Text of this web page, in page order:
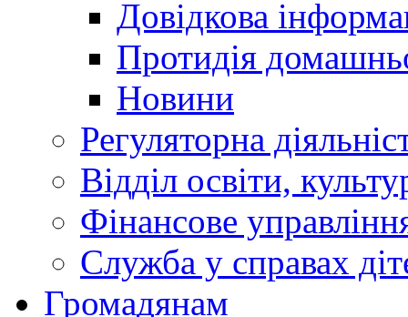
Довідкова
Протидія
Новини
Регуляторна
Відділ освіти,
Фінансове
Служба у справах
Громадянам